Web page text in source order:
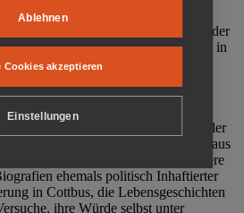
der DDR gründeten im Oktober
Cottbus e. V. (MRZ), der
Gefängnisses (1860-2002) in
der Gedenkstätte Zuchthaus
der Gedenkstätte steht die
Unrecht während der
und der SED-Diktatur.
Dauer- und Sonderausstellungen in der
Beispiele politischen Unrechts aus
des 20. Jahrhunderts. Eine besondere
ehemals politisch Inhaftierter
in Cottbus, die Lebensgeschichten
ihre Würde selbst unter
Ablehnen
Cookies akzeptieren
Einstellungen